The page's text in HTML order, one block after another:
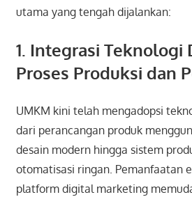
utama yang tengah dijalankan:
1. Integrasi Teknologi
Proses Produksi dan
UMKM kini telah mengadopsi
dari perancangan produk
desain modern hingga sistem
otomatisasi ringan. Pemanfaatan
platform digital marketing